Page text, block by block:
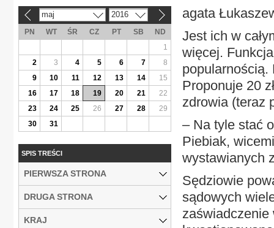
agata
Jest ich w
więcej.
popularnością.
Proponuje 20
zdrowia (teraz
– Na tyle stać
Piebiak,
wystawianych
Sędziowie
sądowych
zaświadczenie
maj 2016
PN WT ŚR CZ PT SB
ND
1
2
3 4 5 6 7
8
9
10 11 12 13 14
15
16
17 18 19 20 21
22
23
24 25 26 27 28
29
30
31
SPIS TREŚCI
PIERWSZA STRONA
DRUGA STRONA
KRAJ